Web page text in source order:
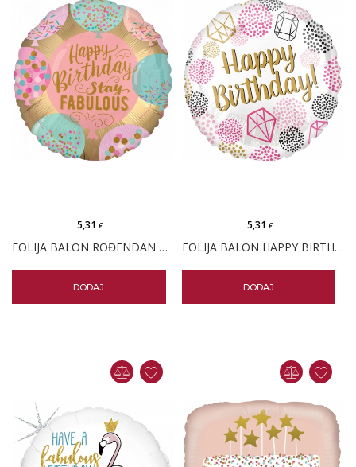
FOLIJA BALON ROĐENDAN STAY FABULOUS
5,31€
DODAJ
FOLIJA BALON HAPPY BIRTHDAY DIJAMANT
5,31 €
DODAJ